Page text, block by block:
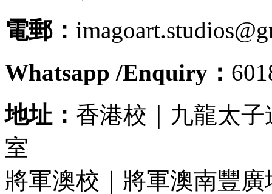
電郵：
Whatsapp /Enquiry：
地址： 香港校｜九龍太
室
將軍澳校｜將軍澳南豐廣